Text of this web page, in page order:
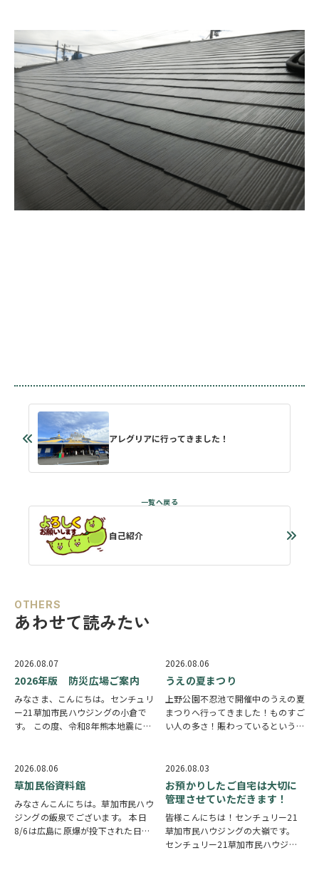
アレグリアに行ってきました！
自己紹介
OTHERS
あわせて読みたい
2026.08.07
2026年版 防災広場ご案内
みなさま、こんにちは。センチュリ
ー21草加市民ハウジングの小倉で
す。 この度、令和8年熊本地震によ
多い国です。草加市においても、他
人事ではなく、日頃から少しでも、
防災意識を高め…
2026.08.06
うえの夏まつり
上野公園不忍池で開催中のうえの夏
まつりへ行ってきました！ものすご
い人の多さ！賑わっているという言
多く皆さん思い思いに夏祭りを楽し
んでいる様子がとても印象的でした
会場にはたく…
2026.08.06
草加民俗資料館
みなさんこんにちは。草加市民ハウ
ジングの飯泉でございます。 本日
8/6は広島に原爆が投下された日に
2026.08.03
お預かりしたご自宅は大切に
管理させていただきます！
皆様こんにちは！センチュリー21
草加市民ハウジングの大嶺です。
センチュリー21草加市民ハウジン